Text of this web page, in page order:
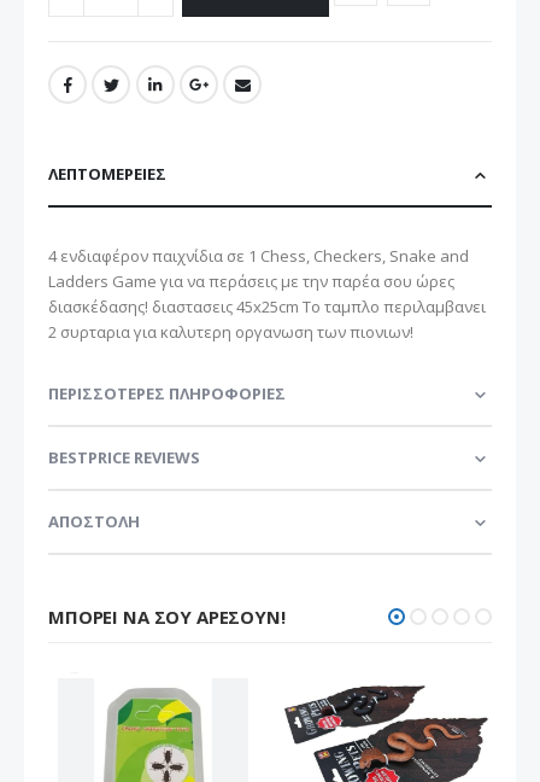
ΛΕΠΤΟΜΈΡΕΙΕΣ
4 ενδιαφέρον παιχνίδια σε 1 Chess, Checkers, Snake and
Ladders Game για να περάσεις με την παρέα σου ώρες
διασκέδασης! διαστασεις 45x25cm Το ταμπλο περιλαμβανει
2 συρταρια για καλυτερη οργανωση των πιονιων!
ΠΕΡΙΣΣΌΤΕΡΕΣ ΠΛΗΡΟΦΟΡΊΕΣ
BESTPRICE REVIEWS
ΑΠΟΣΤΟΛΗ
ΜΠΟΡΕΊ ΝΑ ΣΟΥ ΑΡΈΣΟΥΝ!